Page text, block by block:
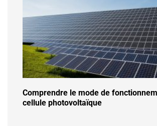
Comprendre le mode de
cellule photovoltaïque